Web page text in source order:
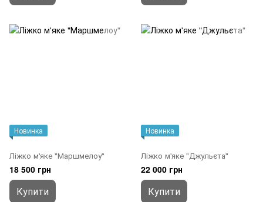
Новинка
Ліжко м'яке "Маршмелоу"
18 500 грн
Купити
Новинка
Ліжко м'яке "Джульєта"
22 000 грн
Купити